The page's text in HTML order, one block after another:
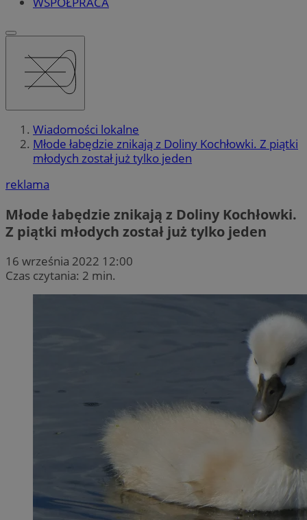
Wiadomości lokalne
Młode łabędzie znikają z Doliny Kochłowki. Z piątki
młodych został już tylko jeden
reklama
Młode łabędzie znikają z Doliny Kochłowki.
Z piątki młodych został już tylko jeden
16 września 2022 12:00
Czas czytania: 2 min.